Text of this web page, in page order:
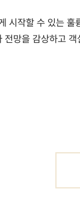
시작할 수 있는 훌
망을 감상하고